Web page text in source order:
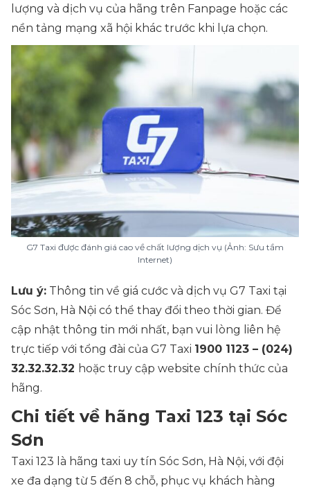
lượng và dịch vụ của hãng trên Fanpage hoặc các
nền tảng mạng xã hội khác trước khi lựa chọn.
G7 Taxi được đánh giá cao về chất lượng dịch vụ (Ảnh: Sưu tầm
Internet)
Lưu ý: Thông tin về giá cước và dịch vụ G7 Taxi tại
Sóc Sơn, Hà Nội có thể thay đổi theo thời gian. Để
cập nhật thông tin mới nhất, bạn vui lòng liên hệ
trực tiếp với tổng đài của G7 Taxi 1900 1123 – (024)
32.32.32.32 hoặc truy cập website chính thức của
hãng.
Chi tiết về hãng Taxi 123 tại Sóc
Sơn
Taxi 123 là hãng taxi uy tín Sóc Sơn, Hà Nội, với đội
xe đa dạng từ 5 đến 8 chỗ, phục vụ khách hàng